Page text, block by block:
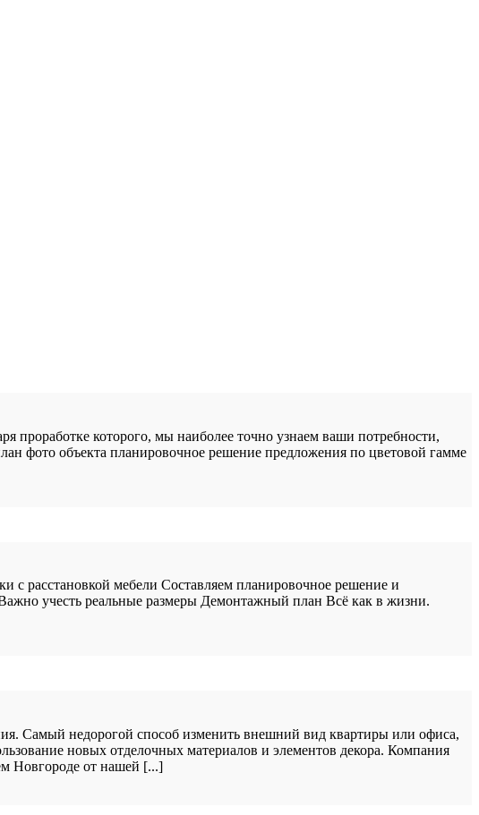
проработке которого, мы наиболее точно узнаем ваши потребности,
фото объекта планировочное решение предложения по цветовой гамме
с расстановкой мебели Составляем планировочное решение и
учесть реальные размеры Демонтажный план Всё как в жизни.
Самый недорогой способ изменить внешний вид квартиры или офиса,
новых отделочных материалов и элементов декора. Компания
Новгороде от нашей [...]